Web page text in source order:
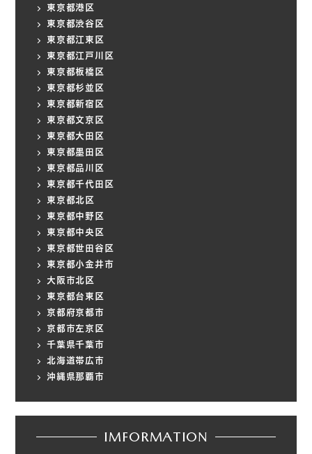
東京都港区
東京都渋谷区
東京都江東区
東京都江戸川区
東京都板橋区
東京都杉並区
東京都新宿区
東京都文京区
東京都大田区
東京都墨田区
東京都品川区
東京都千代田区
東京都北区
東京都中野区
東京都中央区
東京都世田谷区
東京都小金井市
大阪市北区
東京都台東区
京都府京都市
京都市左京区
千葉県千葉市
北海道帯広市
沖縄県那覇市
IMFORMATION